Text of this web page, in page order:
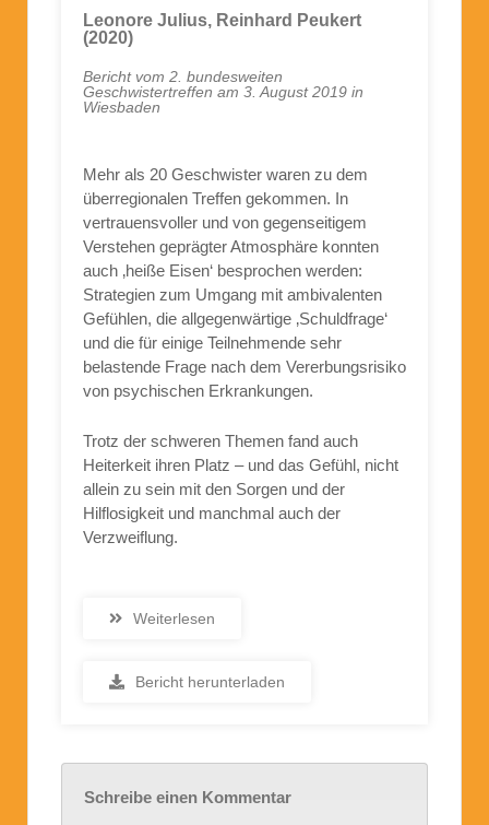
Leonore Julius, Reinhard Peukert
(2020)
Bericht vom 2. bundesweiten
Geschwistertreffen am 3. August 2019 in
Wiesbaden
Mehr als 20 Geschwister waren zu dem
überregionalen Treffen gekommen. In
vertrauensvoller und von gegenseitigem
Verstehen geprägter Atmosphäre konnten
auch ‚heiße Eisen‘ besprochen werden:
Strategien zum Umgang mit ambivalenten
Gefühlen, die allgegenwärtige ‚Schuldfrage‘
und die für einige Teilnehmende sehr
belastende Frage nach dem Vererbungsrisiko
von psychischen Erkrankungen.
Trotz der schweren Themen fand auch
Heiterkeit ihren Platz – und das Gefühl, nicht
allein zu sein mit den Sorgen und der
Hilflosigkeit und manchmal auch der
Verzweiflung.
Weiterlesen
Bericht herunterladen
Schreibe einen Kommentar